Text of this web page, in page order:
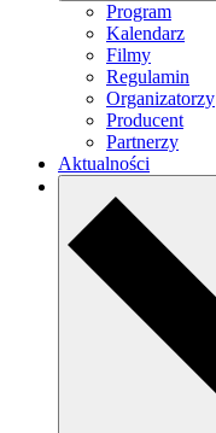
Program
Kalendarz
Filmy
Regulamin
Organizatorzy
Producent
Partnerzy
Aktualności